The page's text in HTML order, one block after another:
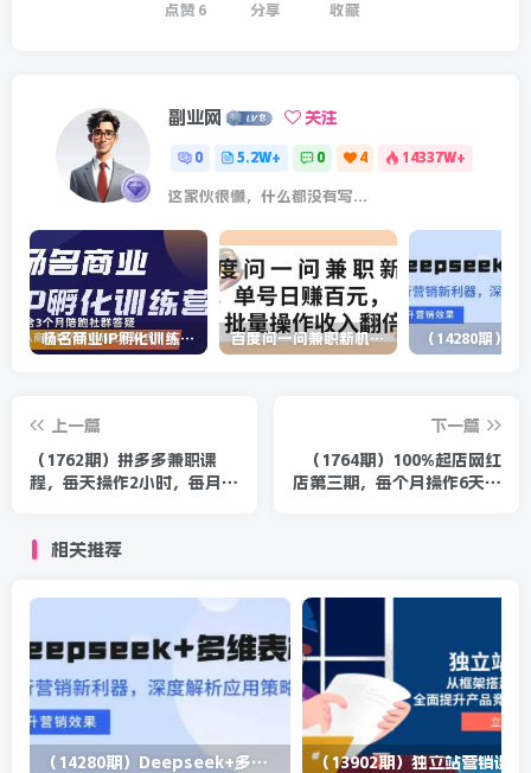
点赞 6 分享 收藏
副业网 关注
0 5.2W+ 0 4 14337W+
这家伙很懒，什么都没有写...
杨名商业IP孵化训练营，从商业到内容到转化一站式学 价值5980元 百度问一问兼职新机遇，单号日赚百元，批量操作收入翻倍
上一篇
（1762期）拼多多兼职课
程，每天操作2小时，每月多
下一篇
（1764期）100%起店网红
店第三期，每个月操作6天就
相关推荐
（14280期）Deepseek+多维表格，银行营销新利器，深度解析应用策略，提升营销效果